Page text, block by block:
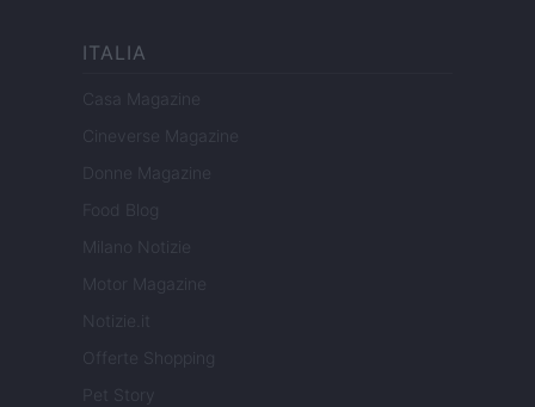
ITALIA
Casa Magazine
Cineverse Magazine
Donne Magazine
Food Blog
Milano Notizie
Motor Magazine
Notizie.it
Offerte Shopping
Pet Story